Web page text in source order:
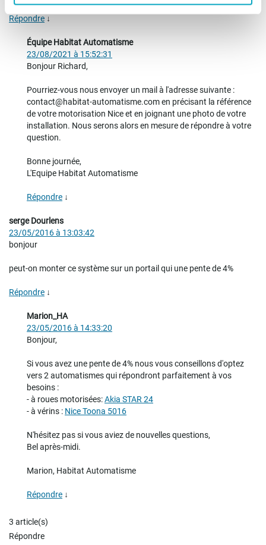
Répondre ↓
Équipe Habitat Automatisme
23/08/2021 à 15:52:31
Bonjour Richard,
Pourriez-vous nous envoyer un mail à l'adresse suivante :
contact@habitat-automatisme.com en précisant la référence
de votre motorisation Nice et en joignant une photo de votre
installation. Nous serons alors en mesure de répondre à votre
question.
Bonne journée,
L'Equipe Habitat Automatisme
Répondre ↓
serge Dourlens
23/05/2016 à 13:03:42
bonjour
peut-on monter ce système sur un portail qui une pente de 4%
Répondre ↓
Marion_HA
23/05/2016 à 14:33:20
Bonjour,
Si vous avez une pente de 4% nous vous conseillons d'optez
vers 2 automatismes qui répondront parfaitement à vos
besoins :
- à roues motorisées:Akia STAR 24
- à vérins : Nice Toona 5016
N'hésitez pas si vous aviez de nouvelles questions,
Bel après-midi.
Marion, Habitat Automatisme
Répondre ↓
3 article(s)
Répondre